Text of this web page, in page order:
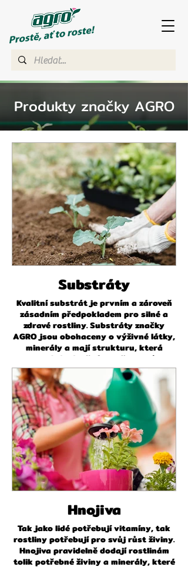
Produkty značky AGRO
Substráty
Kvalitní substrát je prvním a zároveň
zásadním předpokladem pro silné a
zdravé rostliny. Substráty značky
AGRO jsou obohaceny o výživné látky,
minerály a mají strukturu, která
odpovídá náročným požadavkům
vašich rostlin.
Hnojiva
Tak jako lidé potřebují vitamíny, tak
rostliny potřebují pro svůj růst živiny.
Hnojiva pravidelně dodají rostlinám
tolik potřebné živiny a minerály, které